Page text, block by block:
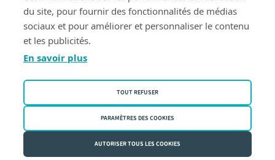
Conditions d'utilisation
Politique des cookies
Fednot asbl | Rue de la Montage 30/34 - 1000 Bruxelles | BE
du site, pour fournir des fonctionnalités de médias
sociaux et pour améliorer et personnaliser le contenu
et les publicités.
En savoir plus
TOUT REFUSER
PARAMÈTRES DES COOKIES
AUTORISER TOUS LES COOKIES